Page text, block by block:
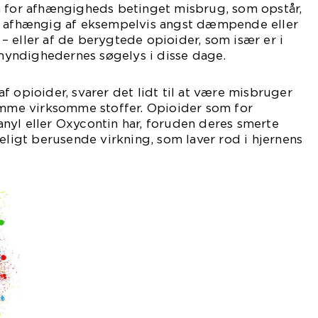
for afhængigheds betinget misbrug, som opstår,
afhængig af eksempelvis angst dæmpende eller
eller af de berygtede opioider, som især er i
søgelys i disse dage.
opioider, svarer det lidt til at være misbruger
virksomme stoffer. Opioider som for
eller Oxycontin har, foruden deres smerte
berusende virkning, som laver rod i hjernens